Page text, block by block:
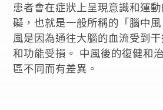
患者會在症狀上呈現意識和運
礙，也就是一般所稱的「腦中
風是因為通往大腦的血流受到
和功能受損。 中風後的復健和
區不同而有差異。